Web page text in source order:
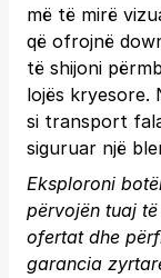
më të mirë
që ofrojnë
të shijoni
lojës kryesore.
si transport
siguruar një
Eksploroni
përvojën tuaj
ofertat dhe
garancia